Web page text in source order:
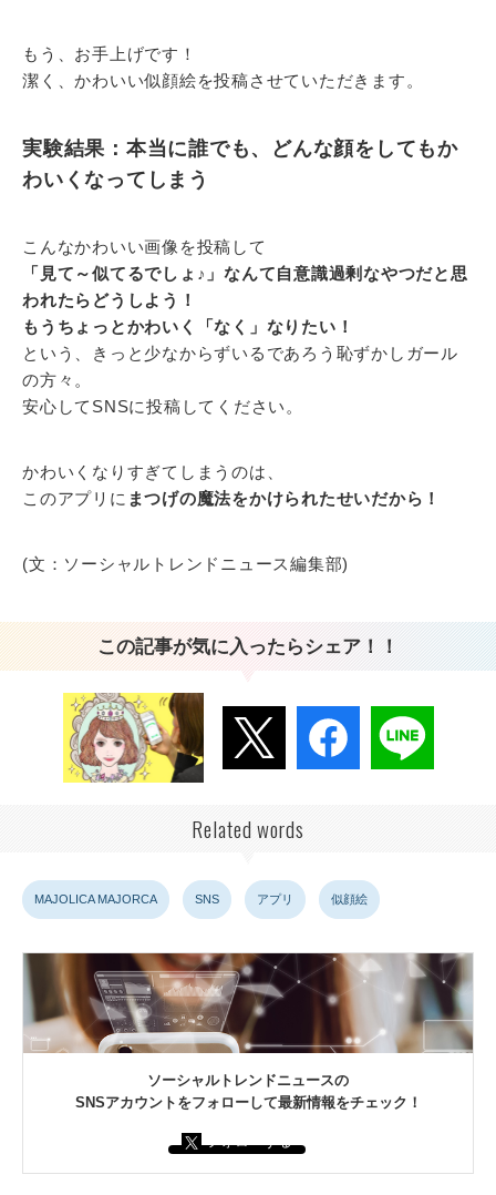
もう、お手上げです！
潔く、かわいい似顔絵を投稿させていただきます。
実験結果：本当に誰でも、どんな顔をしてもか
わいくなってしまう
こんなかわいい画像を投稿して
「見て～似てるでしょ♪」なんて自意識過剰なやつだと思
われたらどうしよう！
もうちょっとかわいく「なく」なりたい！
という、きっと少なからずいるであろう恥ずかしガール
の方々。
安心してSNSに投稿してください。
かわいくなりすぎてしまうのは、
このアプリに まつげの魔法をかけられたせいだから！
(文：ソーシャルトレンドニュース編集部)
この記事が気に入ったらシェア！！
Related words
MAJOLICA MAJORCA SNS アプリ 似顔絵
ソーシャルトレンドニュースの
SNSアカウントをフォローして最新情報をチェック！